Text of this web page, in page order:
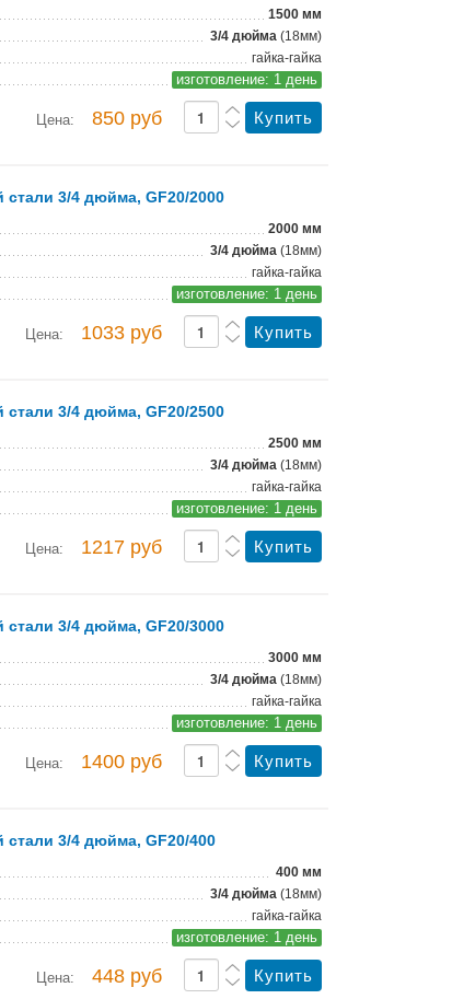
1500 мм
3/4 дюйма(18мм)
гайка-гайка
изготовление: 1 день
Цена: 850 руб
3/4 дюйма, GF20/2000
2000 мм
3/4 дюйма(18мм)
гайка-гайка
изготовление: 1 день
Цена: 1033 руб
3/4 дюйма, GF20/2500
2500 мм
3/4 дюйма(18мм)
гайка-гайка
изготовление: 1 день
Цена: 1217 руб
3/4 дюйма, GF20/3000
3000 мм
3/4 дюйма(18мм)
гайка-гайка
изготовление: 1 день
Цена: 1400 руб
3/4 дюйма, GF20/400
400 мм
3/4 дюйма(18мм)
гайка-гайка
изготовление: 1 день
Цена: 448 руб